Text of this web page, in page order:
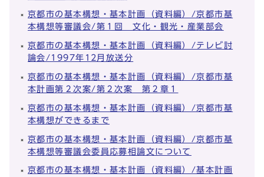
京都市の基本構想・基本計画（資料編）/京都市基
本構想等審議会/第１回 文化・観光・産業部会
京都市の基本構想・基本計画（資料編）/テレビ討
論会/1997年12月放送分
京都市の基本構想・基本計画（資料編）/京都市基
本計画第２次案/第２次案 第２章１
京都市の基本構想・基本計画（資料編）/京都市基
本構想ができるまで
京都市の基本構想・基本計画（資料編）/京都市基
本構想等審議会委員応募相論文について
京都市の基本構想・基本計画（資料編）/基本計画